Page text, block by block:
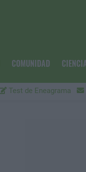
COMUNIDAD
Test de Eneagrama